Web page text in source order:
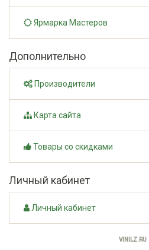
Ярмарка Мастеров
Дополнительно
Производители
Карта сайта
Товары со скидками
Личный кабинет
Личный кабинет
VINILZ.RU